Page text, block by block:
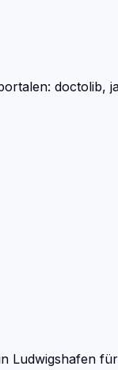
doctolib,
Ludwigshafen